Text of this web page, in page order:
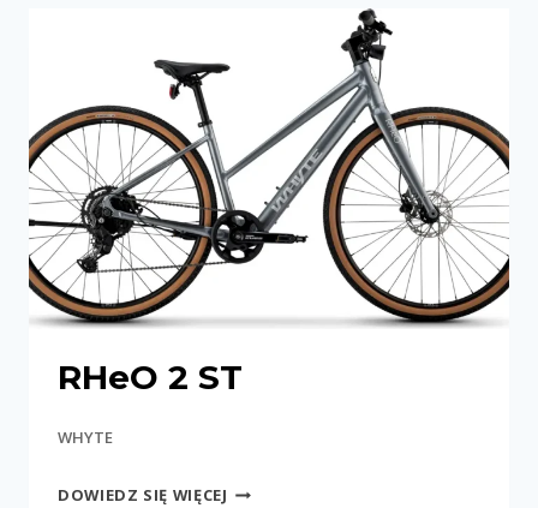
RHeO 2 ST
WHYTE
DOWIEDZ SIĘ WIĘCEJ RHEO